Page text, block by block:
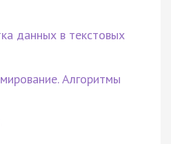
данных в текстовых
Алгоритмы